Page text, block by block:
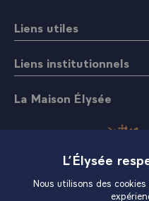
Liens utiles
Liens institutionnels
La Maison Élysée
L’Élysée
Nous utilisons des